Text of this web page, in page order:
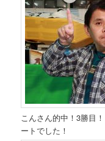
こんさん的中！3勝目
ートでした！